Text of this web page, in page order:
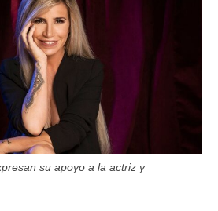
su apoyo a la actriz y